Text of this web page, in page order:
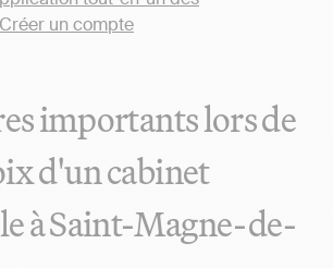
importants lors de
d'un cabinet
à Saint-Magne-de-